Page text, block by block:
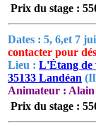
Prix du stage :
Dates : 5, 6,et 7
contacter pour
Lieu : L'Étang de
35133 Landéan
Animateur : Alain
Prix du stage :